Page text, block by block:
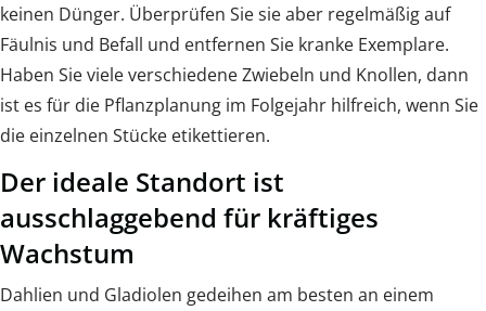
keinen Dünger. Überprüfen Sie sie aber regelmäßig auf
Fäulnis und Befall und entfernen Sie kranke Exemplare.
Haben Sie viele verschiedene Zwiebeln und Knollen, dann
ist es für die Pflanzplanung im Folgejahr hilfreich, wenn Sie
die einzelnen Stücke etikettieren.
Der ideale Standort ist
ausschlaggebend für kräftiges
Wachstum
Dahlien und Gladiolen gedeihen am besten an einem